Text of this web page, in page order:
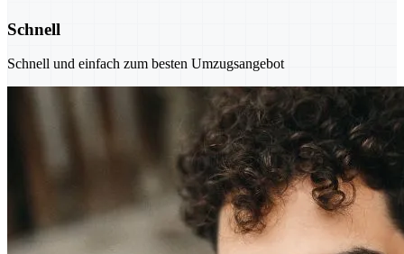
Schnell
Schnell und einfach zum besten Umzugsangebot